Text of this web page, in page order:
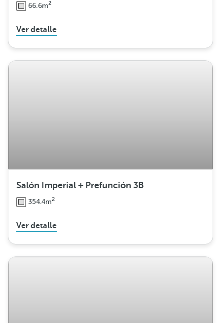
66.6m2
Ver detalle
Salón Imperial + Prefunción 3B
354.4m2
Ver detalle